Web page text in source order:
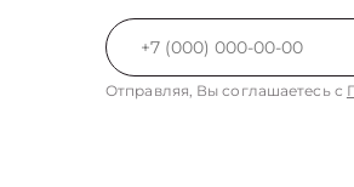
Отправляя, Вы соглашаетесь с